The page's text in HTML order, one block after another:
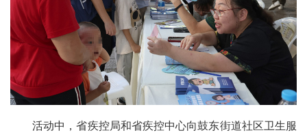
活动中，省疾控局和省疾控中心向鼓东街道社区卫生服